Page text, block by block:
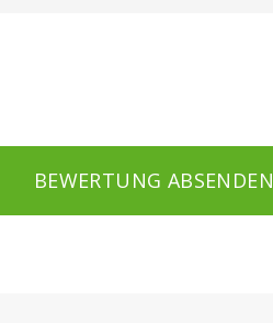
BEWERTUNG ABSENDEN